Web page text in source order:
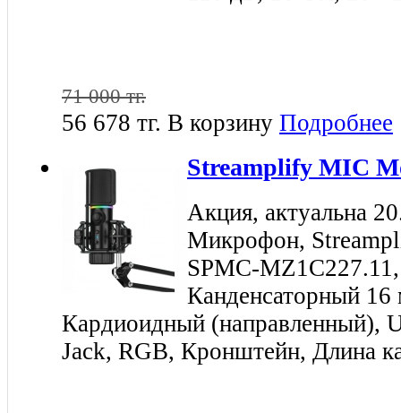
71 000 тг.
56 678 тг. В корзину Подробнее
Streamplify MIC
Акция, актуальна
Микрофон,
SPMC-
Канденсаторный
Кардиоидный (направленный),
Jack, RGB, Кронштейн, Длина